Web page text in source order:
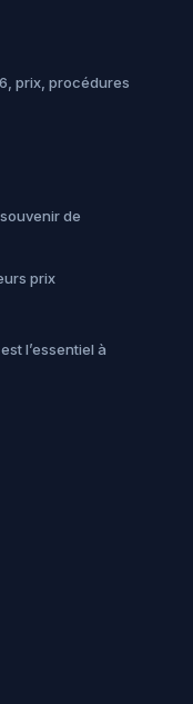
prix, procédures
de
prix
l’essentiel à